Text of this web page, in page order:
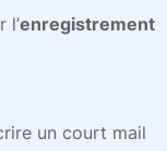
l’enregistrement
un court mail